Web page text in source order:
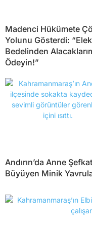
Madenci Hükümete
Yolunu Gösterdi:
Bedelinden
Ödeyin!”
Andırın’da Anne
Büyüyen Minik